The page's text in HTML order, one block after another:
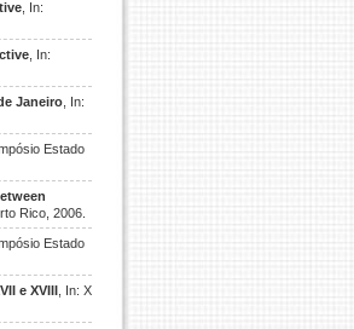
, In:
, In:
Janeiro , In:
Estado
Rico, 2006.
Estado
e XVIII , In: X